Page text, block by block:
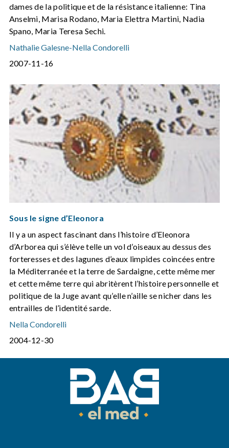
dames de la politique et de la résistance italienne: Tina
Anselmi, Marisa Rodano, Maria Elettra Martini, Nadia
Spano, Maria Teresa Sechi.
Nathalie Galesne-Nella Condorelli
2007-11-16
Sous le signe d’Eleonora
Il y a un aspect fascinant dans l’histoire d’Eleonora
d’Arborea qui s’élève telle un vol d’oiseaux au dessus des
forteresses et des lagunes d’eaux limpides coincées entre
la Méditerranée et la terre de Sardaigne, cette même mer
et cette même terre qui abritèrent l’histoire personnelle et
politique de la Juge avant qu’elle n’aille se nicher dans les
entrailles de l’identité sarde.
Nella Condorelli
2004-12-30